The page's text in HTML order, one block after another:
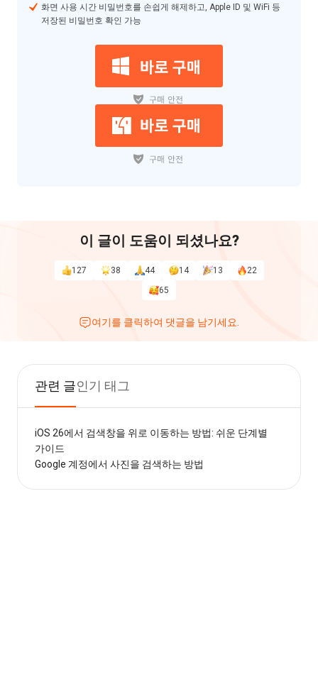
화면 사용 시간 비밀번호를 손쉽게 해제하고, Apple ID 및 WiFi 등
저장된 비밀번호 확인 가능
이 글이 도움이 되셨나요?
127 38 44 14 13
22
65
여기를 클릭하여 댓글을 남기세요.
관련 글인기 태그
iOS 26에서 검색창을 위로 이동하는 방법: 쉬운 단계별
가이드
Google 계정에서 사진을 검색하는 방법